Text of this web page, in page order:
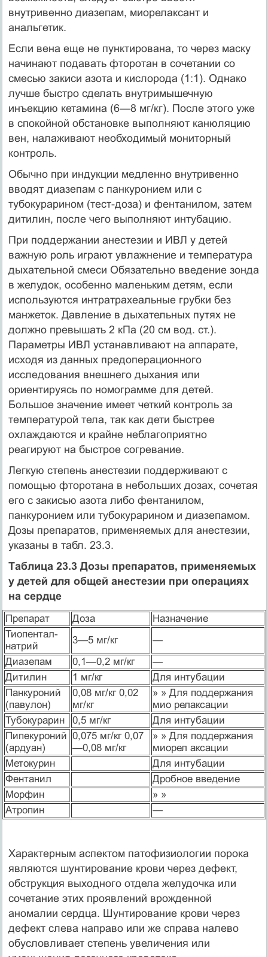
внутривенно диазепам, миорелаксант и
анальгетик.
Если вена еще не пунктирована, то через маску
начинают подавать фторотан в сочетании со
смесью закиси азота и кислорода (1:1). Однако
лучше быстро сделать внутримышечную
инъекцию кетамина (6—8 мг/кг). После этого уже
в спокойной обстановке выполняют канюляцию
вен, налаживают необходимый мониторный
контроль.
Обычно при индукции медленно внутривенно
вводят диазепам с панкуронием или с
тубокурарином (тест-доза) и фентанилом, затем
дитилин, после чего выполняют интубацию.
При поддержании анестезии и ИВЛ у детей
важную роль играют увлажнение и температура
дыхательной смеси Обязательно введение зонда
в желудок, особенно маленьким детям, если
используются интратрахеальные грубки без
манжеток. Давление в дыхательных путях не
должно превышать 2 кПа (20 см вод. ст.).
Параметры ИВЛ устанавливают на аппарате,
исходя из данных предоперационного
исследования внешнего дыхания или
ориентируясь по номограмме для детей.
Большое значение имеет четкий контроль за
температурой тела, так как дети быстрее
охлаждаются и крайне неблагоприятно
реагируют на быстрое согревание.
Легкую степень анестезии поддерживают с
помощью фторотана в небольших дозах, сочетая
его с закисью азота либо фентанилом,
панкуронием или тубокурарином и диазепамом.
Дозы препаратов, применяемых для анестезии,
указаны в табл. 23.3.
Таблица 23.3 Дозы препаратов, применяемых
у детей для общей анестезии при операциях
на сердце
Препарат Доза
Назначение
Тиопентал-
натрий
3—5 мг/кг
—
Диазепам
0,1—0,2 мг/кг
—
Дитилин
1 мг/кг
Для интубации
Панкуроний
(павулон)
0,08 мг/кг 0,02
мг/кг
» » Для поддержания
мио релаксации
Тубокурарин
0,5 мг/кг
Для интубации
Пипекуроний
(ардуан)
0,075 мг/кг 0,07
—0,08 мг/кг
» » Для поддержания
миорел аксации
Метокурин
Для интубации
Фентанил
Дробное введение
Морфин
» »
Атропин
—
Характерным аспектом патофизиологии порока
являются шунтирование крови через дефект,
обструкция выходного отдела желудочка или
сочетание этих проявлений врожденной
аномалии сердца. Шунтирование крови через
дефект слева направо или же справа налево
обусловливает степень увеличения или